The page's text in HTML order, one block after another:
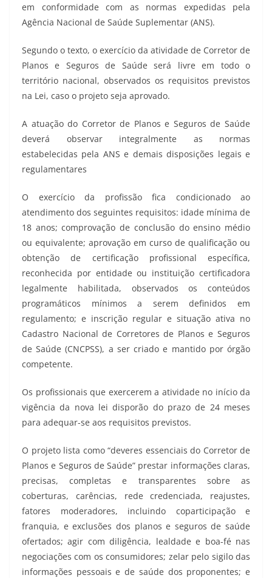
em conformidade com as normas expedidas pela
Agência Nacional de Saúde Suplementar (ANS).
Segundo o texto, o exercício da atividade de Corretor de
Planos e Seguros de Saúde será livre em todo o
território nacional, observados os requisitos previstos
na Lei, caso o projeto seja aprovado.
A atuação do Corretor de Planos e Seguros de Saúde
deverá observar integralmente as normas
estabelecidas pela ANS e demais disposições legais e
regulamentares
O exercício da profissão fica condicionado ao
atendimento dos seguintes requisitos: idade mínima de
18 anos; comprovação de conclusão do ensino médio
ou equivalente; aprovação em curso de qualificação ou
obtenção de certificação profissional específica,
reconhecida por entidade ou instituição certificadora
legalmente habilitada, observados os conteúdos
programáticos mínimos a serem definidos em
regulamento; e inscrição regular e situação ativa no
Cadastro Nacional de Corretores de Planos e Seguros
de Saúde (CNCPSS), a ser criado e mantido por órgão
competente.
Os profissionais que exercerem a atividade no início da
vigência da nova lei disporão do prazo de 24 meses
para adequar-se aos requisitos previstos.
O projeto lista como “deveres essenciais do Corretor de
Planos e Seguros de Saúde” prestar informações claras,
precisas, completas e transparentes sobre as
coberturas, carências, rede credenciada, reajustes,
fatores moderadores, incluindo coparticipação e
franquia, e exclusões dos planos e seguros de saúde
ofertados; agir com diligência, lealdade e boa-fé nas
negociações com os consumidores; zelar pelo sigilo das
informações pessoais e de saúde dos proponentes; e